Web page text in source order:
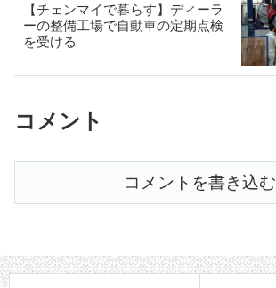
【チェンマイで暮らす】ディーラ
ーの整備工場で自動車の定期点検
を受ける
コメント
コメントを書き込む